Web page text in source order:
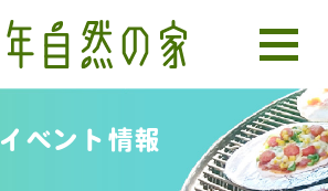
イベント情報